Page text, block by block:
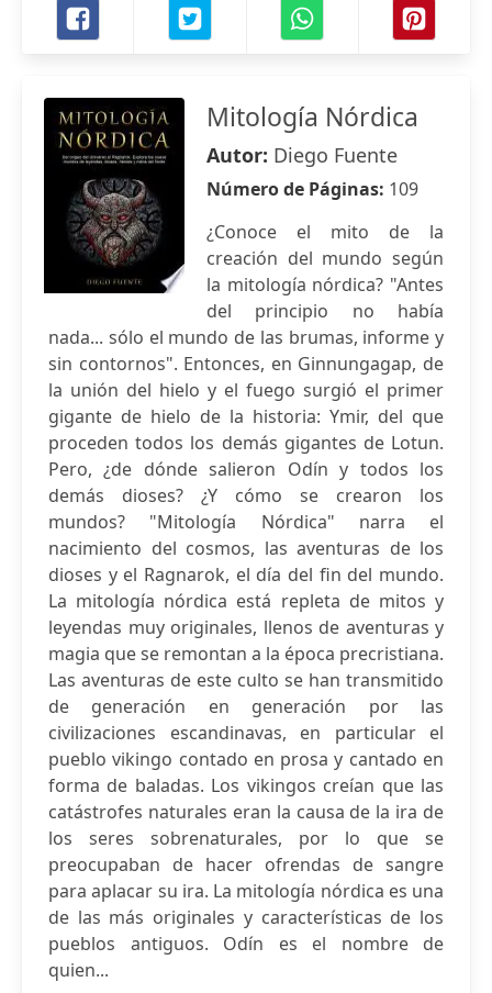
Mitología Nórdica
Autor: Diego Fuente
Número de Páginas: 109
¿Conoce el mito de la
creación del mundo según
la mitología nórdica? "Antes
del principio no había
nada... sólo el mundo de las brumas, informe y
sin contornos". Entonces, en Ginnungagap, de
la unión del hielo y el fuego surgió el primer
gigante de hielo de la historia: Ymir, del que
proceden todos los demás gigantes de Lotun.
Pero, ¿de dónde salieron Odín y todos los
demás dioses? ¿Y cómo se crearon los
mundos? "Mitología Nórdica" narra el
nacimiento del cosmos, las aventuras de los
dioses y el Ragnarok, el día del fin del mundo.
La mitología nórdica está repleta de mitos y
leyendas muy originales, llenos de aventuras y
magia que se remontan a la época precristiana.
Las aventuras de este culto se han transmitido
de generación en generación por las
civilizaciones escandinavas, en particular el
pueblo vikingo contado en prosa y cantado en
forma de baladas. Los vikingos creían que las
catástrofes naturales eran la causa de la ira de
los seres sobrenaturales, por lo que se
preocupaban de hacer ofrendas de sangre
para aplacar su ira. La mitología nórdica es una
de las más originales y características de los
pueblos antiguos. Odín es el nombre de
quien...